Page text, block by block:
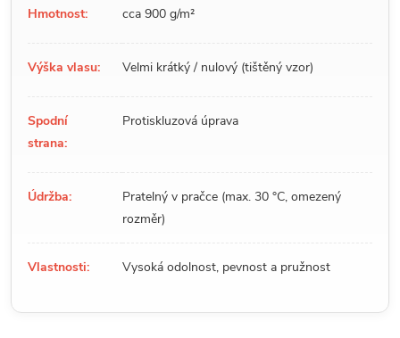
Hmotnost: cca 900 g/m²
Výška vlasu: Velmi krátký / nulový (tištěný vzor)
Spodní
strana:
Protiskluzová úprava
Údržba:
Pratelný v pračce (max. 30 °C, omezený
rozměr)
Vlastnosti: Vysoká odolnost, pevnost a pružnost